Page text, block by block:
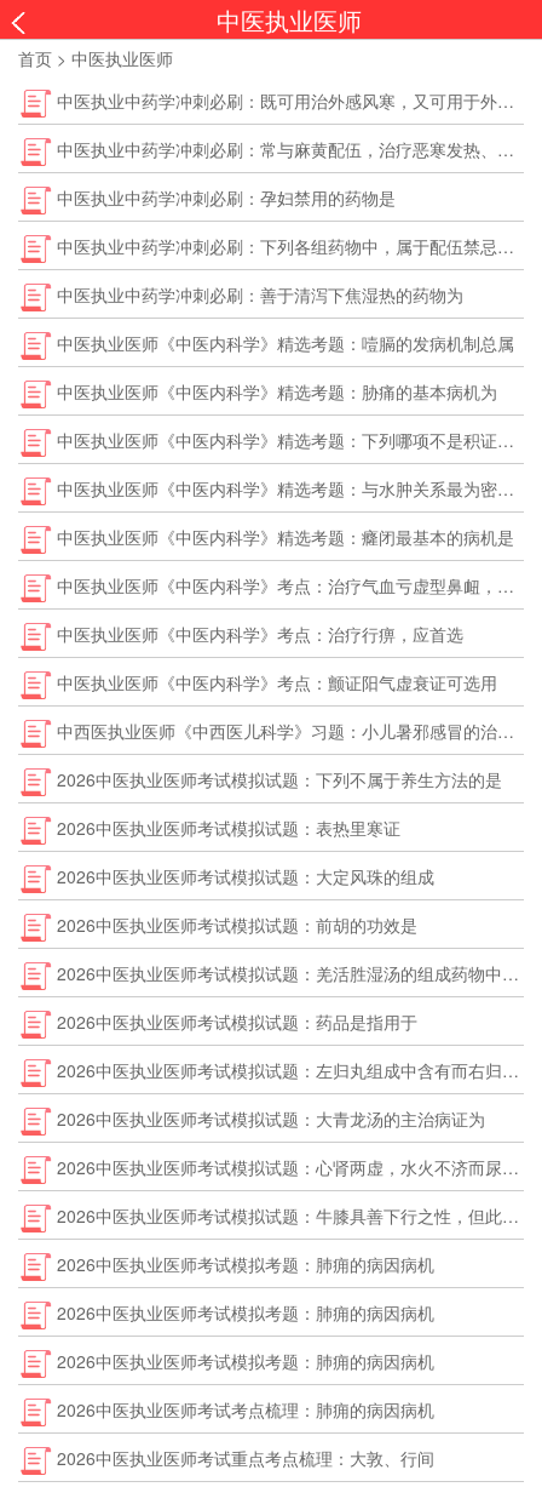
中医执业医师
首页 > 中医执业医师
中医执业中药学冲刺必刷：既可用治外感风寒，又可用于外感风热的药物是
中医执业中药学冲刺必刷：常与麻黄配伍，治疗恶寒发热、无汗、项背强痛的是
中医执业中药学冲刺必刷：孕妇禁用的药物是
中医执业中药学冲刺必刷：下列各组药物中，属于配伍禁忌的是
中医执业中药学冲刺必刷：善于清泻下焦湿热的药物为
中医执业医师《中医内科学》精选考题：噎膈的发病机制总属
中医执业医师《中医内科学》精选考题：胁痛的基本病机为
中医执业医师《中医内科学》精选考题：下列哪项不是积证的特征
中医执业医师《中医内科学》精选考题：与水肿关系最为密切的脏腑是
中医执业医师《中医内科学》精选考题：癃闭最基本的病机是
中医执业医师《中医内科学》考点：治疗气血亏虚型鼻衄，宜选用
中医执业医师《中医内科学》考点：治疗行痹，应首选
中医执业医师《中医内科学》考点：颤证阳气虚衰证可选用
中西医执业医师《中西医儿科学》习题：小儿暑邪感冒的治法宜选用
2026中医执业医师考试模拟试题：下列不属于养生方法的是
2026中医执业医师考试模拟试题：表热里寒证
2026中医执业医师考试模拟试题：大定风珠的组成
2026中医执业医师考试模拟试题：前胡的功效是
2026中医执业医师考试模拟试题：羌活胜湿汤的组成药物中不包括
2026中医执业医师考试模拟试题：药品是指用于
2026中医执业医师考试模拟试题：左归丸组成中含有而右归丸组成中不含有的药物是
2026中医执业医师考试模拟试题：大青龙汤的主治病证为
2026中医执业医师考试模拟试题：心肾两虚，水火不济而尿频健忘者，治宜选用
2026中医执业医师考试模拟试题：牛膝具善下行之性，但此特点不能用于
2026中医执业医师考试模拟考题：肺痈的病因病机
2026中医执业医师考试模拟考题：肺痈的病因病机
2026中医执业医师考试模拟考题：肺痈的病因病机
2026中医执业医师考试考点梳理：肺痈的病因病机
2026中医执业医师考试重点考点梳理：大敦、行间